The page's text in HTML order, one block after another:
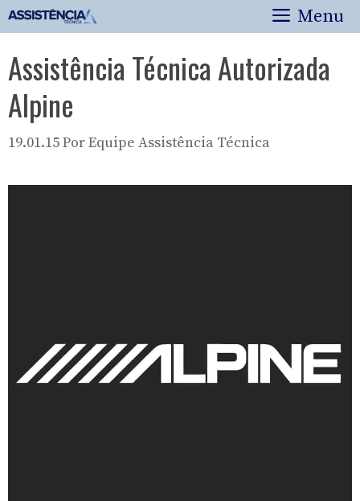
Pular
para
conteúdo
Menu
Assistência Técnica Autorizada
Alpine
19.01.15PorEquipe Assistência Técnica